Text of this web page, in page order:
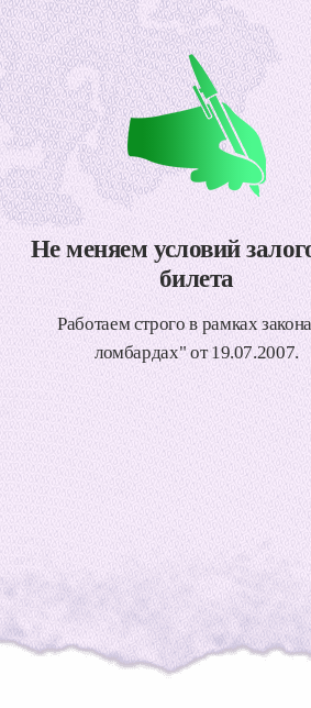
Не меняем условий
билета
Работаем строго в рамках
ломбардах" от 19.07.2007.